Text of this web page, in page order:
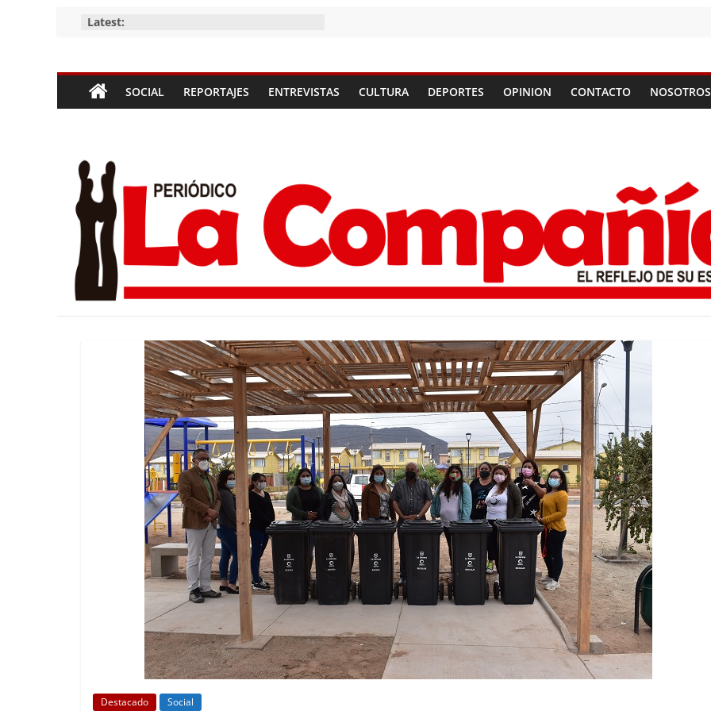
Latest:
Periódico
La
Compañía
Periódico
las
Compañías
SOCIAL REPORTAJES ENTREVISTAS CULTURA DEPORTES OPINION CONTACTO NOSOTROS
Destacado Social
Destacado Foco Vecinal
Municipio realiza limpieza
en microbasural